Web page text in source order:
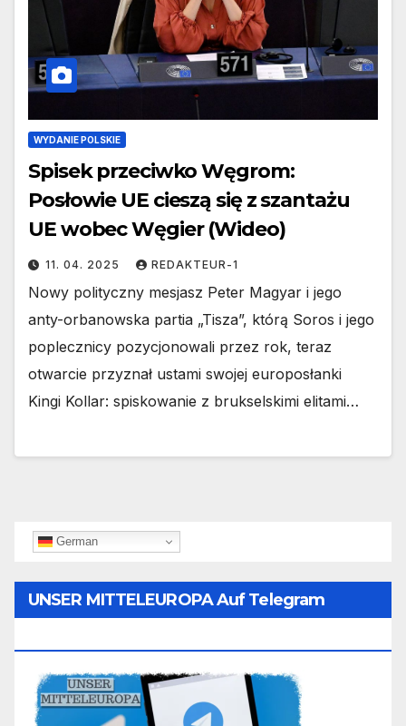
WYDANIE POLSKIE
Spisek przeciwko Węgrom:
Posłowie UE cieszą się z szantażu
UE wobec Węgier (Wideo)
11. 04. 2025 REDAKTEUR-1
Nowy polityczny mesjasz Peter Magyar i jego
anty-orbanowska partia „Tisza”, którą Soros i jego
poplecznicy pozycjonowali przez rok, teraz
otwarcie przyznał ustami swojej europosłanki
Kingi Kollar: spiskowanie z brukselskimi elitami…
German
UNSER MITTELEUROPA Auf Telegram